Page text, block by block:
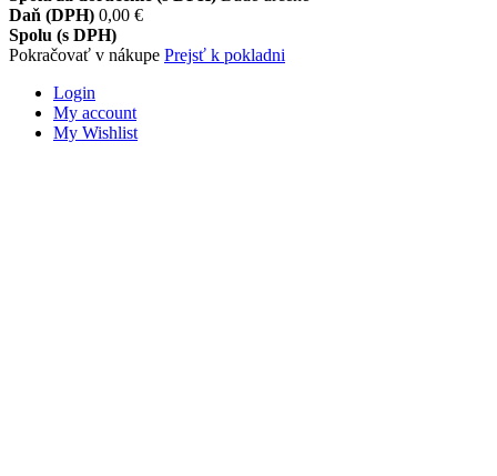
Daň (DPH) 0,00 €
Spolu (s DPH)
Pokračovať v nákupe Prejsť k pokladni
Login
My account
My Wishlist